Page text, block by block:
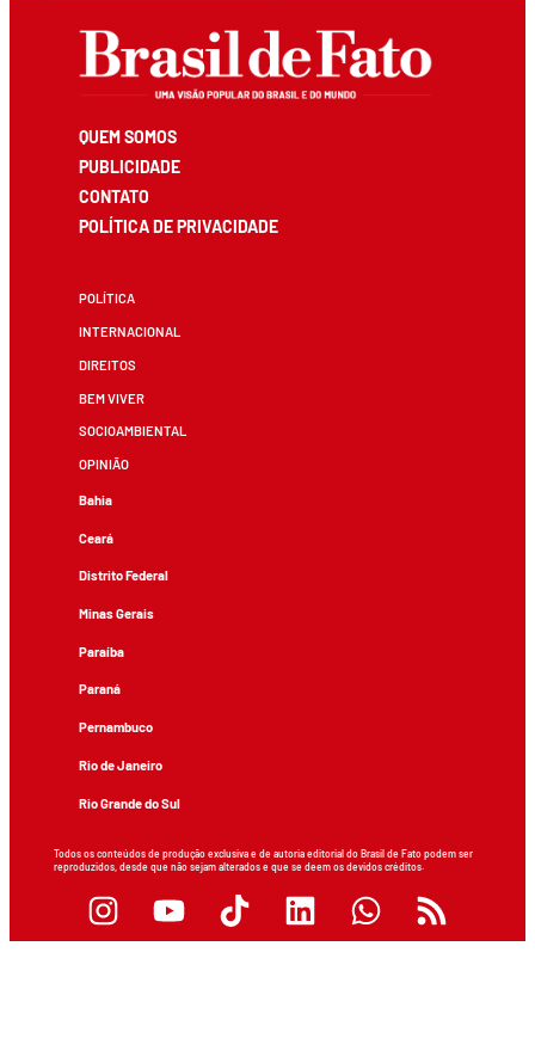
QUEM SOMOS
PUBLICIDADE
CONTATO
POLÍTICA DE PRIVACIDADE
POLÍTICA
INTERNACIONAL
DIREITOS
BEM VIVER
SOCIOAMBIENTAL
OPINIÃO
Bahia
Ceará
Distrito Federal
Minas Gerais
Paraíba
Paraná
Pernambuco
Rio de Janeiro
Rio Grande do Sul
Todos os conteúdos de produção exclusiva e de autoria editorial do Brasil de Fato podem ser
reproduzidos, desde que não sejam alterados e que se deem os devidos créditos.